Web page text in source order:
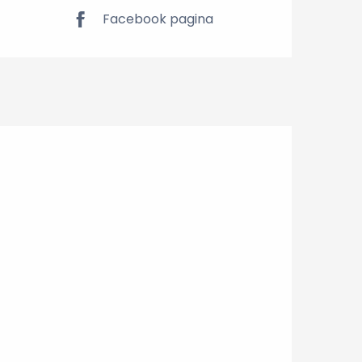
Facebook pagina